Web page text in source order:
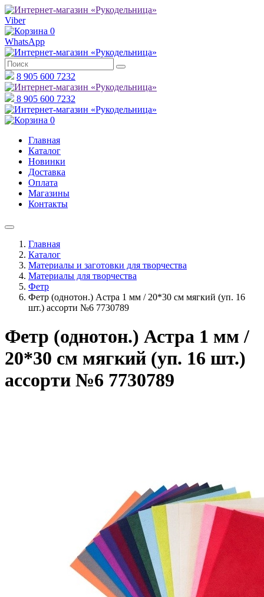
Viber
0
WhatsApp
8 905 600 7232
8 905 600 7232
0
Главная
Каталог
Новинки
Доставка
Оплата
Магазины
Контакты
Главная
Каталог
Материалы и заготовки для творчества
Материалы для творчества
Фетр
Фетр (однотон.) Астра 1 мм / 20*30 см мягкий (уп. 16
шт.) ассорти №6 7730789
Фетр (однотон.) Астра 1 мм /
20*30 см мягкий (уп. 16 шт.)
ассорти №6 7730789